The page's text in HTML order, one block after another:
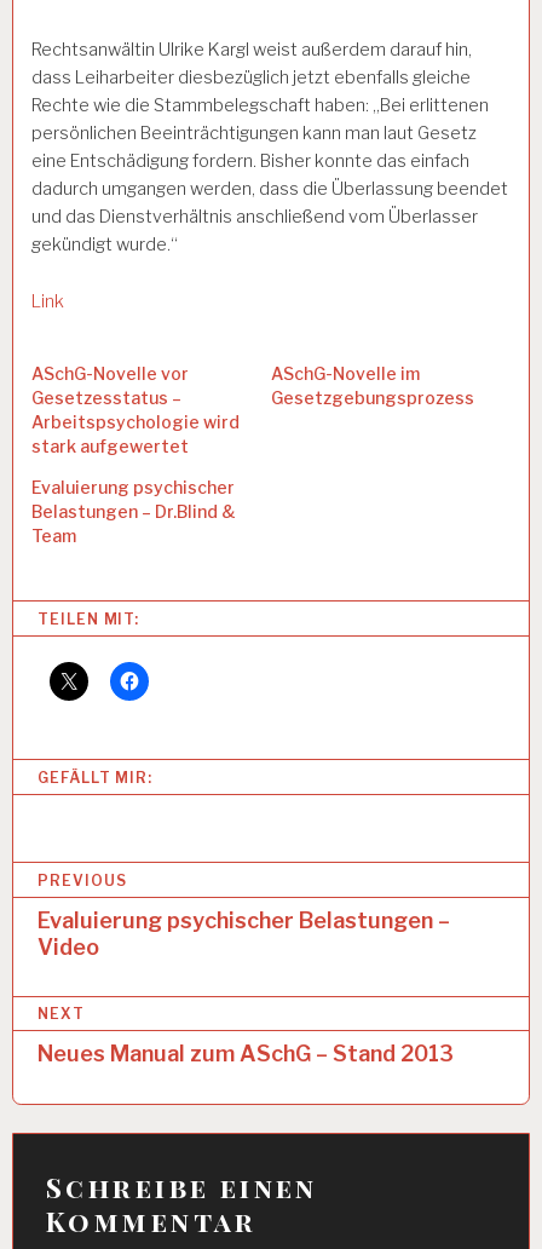
Rechtsanwältin Ulrike Kargl weist außerdem darauf hin,
dass Leiharbeiter diesbezüglich jetzt ebenfalls gleiche
Rechte wie die Stammbelegschaft haben: „Bei erlittenen
persönlichen Beeinträchtigungen kann man laut Gesetz
eine Entschädigung fordern. Bisher konnte das einfach
dadurch umgangen werden, dass die Überlassung beendet
und das Dienstverhältnis anschließend vom Überlasser
gekündigt wurde.“
Link
ASchG-Novelle vor
Gesetzesstatus –
Arbeitspsychologie wird
stark aufgewertet
ASchG-Novelle im
Gesetzgebungsprozess
Evaluierung psychischer
Belastungen – Dr.Blind &
Team
Categories:
R
B
S
A
Y
S
E
A
B
EI
T
N
G
U
TEILEN MIT:
GEFÄLLT MIR:
B
t
r
g
PREVIOUS
Evaluierung psychischer Belastungen –
Video
NEXT
Neues Manual zum ASchG – Stand 2013
Schreibe einen
Kommentar